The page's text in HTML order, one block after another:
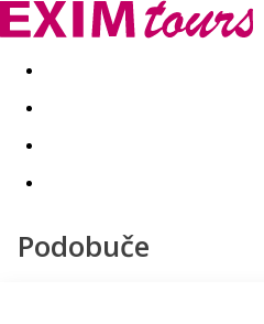
Akční nabídky Last minute
Podobuče